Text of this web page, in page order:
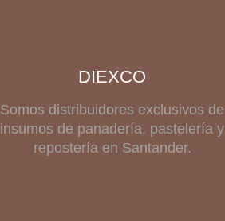
DIEXCO
Somos distribuidores exclusivos de
insumos de panadería, pastelería y
repostería en Santander.